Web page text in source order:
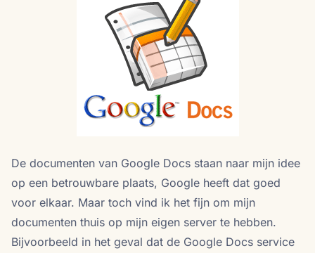
De documenten van Google Docs staan naar mijn idee
op een betrouwbare plaats, Google heeft dat goed
voor elkaar. Maar toch vind ik het fijn om mijn
documenten thuis op mijn eigen server te hebben.
Bijvoorbeeld in het geval dat de Google Docs service